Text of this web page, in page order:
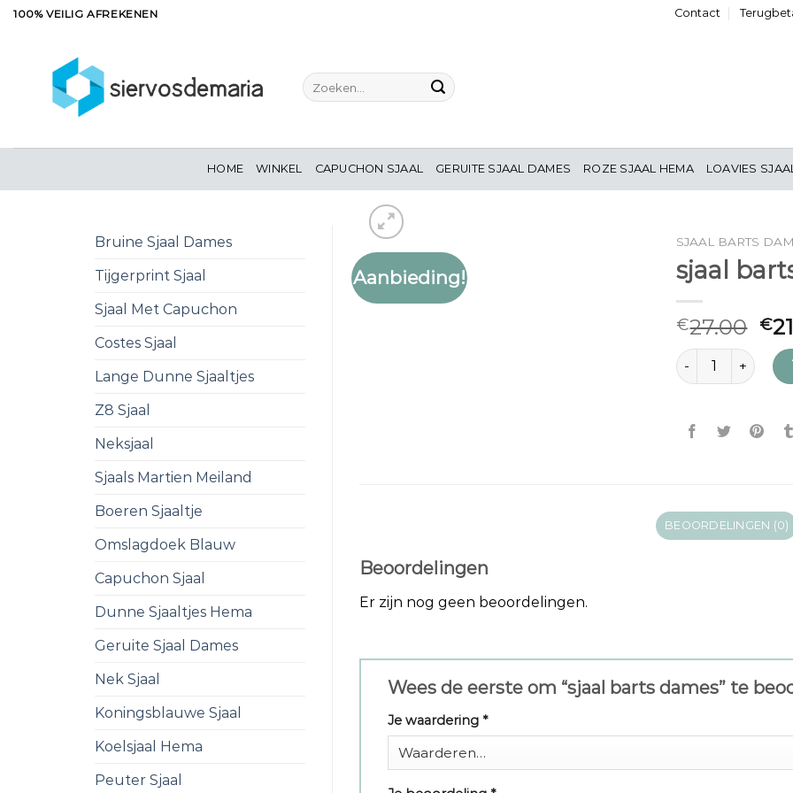
Ga100% VEILIG AFREKENEN Contact
Zoeken
naar:
HOME WINKEL CAPUCHON SJAAL GERUITE SJAAL DAMES ROZE SJAAL HEMA LOAVIES
Bruine Sjaal Dames
Tijgerprint Sjaal
Sjaal Met Capuchon
Costes Sjaal
Lange Dunne Sjaaltjes
Z8 Sjaal
Neksjaal
Sjaals Martien Meiland
Boeren Sjaaltje
Omslagdoek Blauw
Capuchon Sjaal
Dunne Sjaaltjes Hema
Geruite Sjaal Dames
Nek Sjaal
Koningsblauwe Sjaal
Koelsjaal Hema
Peuter Sjaal
Aanbieding!
SJAAL BARTS
sjaal
€27.00 €
sjaal barts dames
BEOORDELINGEN (0)
Beoordelingen
Er zijn nog geen beoordelingen.
Wees de eerste om “sjaal barts dames” te
Je waardering *